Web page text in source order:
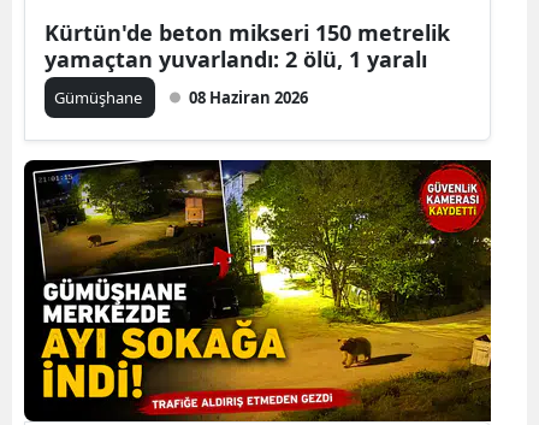
Kürtün'de beton mikseri 150 metrelik
yamaçtan yuvarlandı: 2 ölü, 1 yaralı
Gümüşhane 08 Haziran 2026